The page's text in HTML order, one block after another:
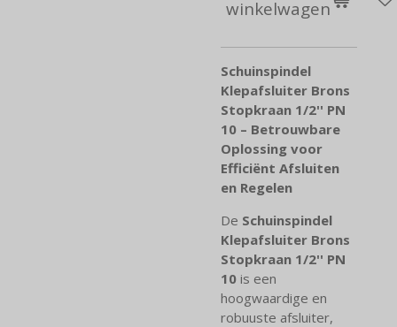
winkelwagen
Schuinspindel
Klepafsluiter Brons
Stopkraan 1/2'' PN
10 – Betrouwbare
Oplossing voor
Efficiënt Afsluiten
en Regelen
De Schuinspindel
Klepafsluiter Brons
Stopkraan 1/2'' PN
10 is een
hoogwaardige en
robuuste afsluiter,